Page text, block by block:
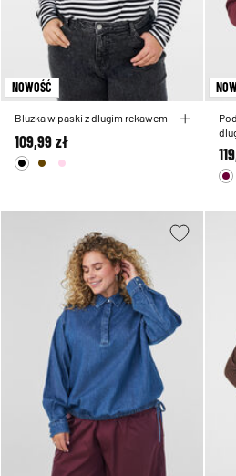
NOWOŚĆ
Bluzka w paski z dlugim rekawem
109,99 zł